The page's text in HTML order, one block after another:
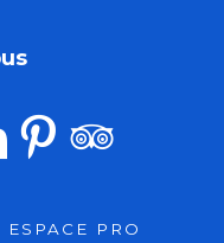
ESPACE PRO